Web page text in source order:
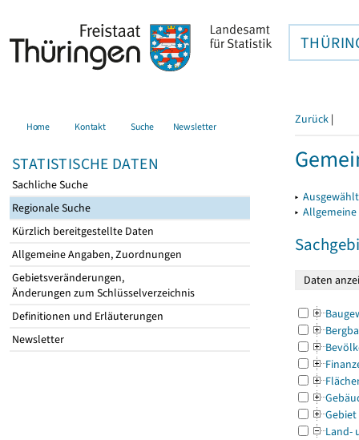
Home Kontakt Suche Newsletter
STATISTISCHE DATEN
Sachliche Suche
Regionale Suche
Kürzlich bereitgestellte Daten
Allgemeine Angaben, Zuordnungen
Gebietsveränderungen,
Änderungen zum Schlüsselverzeichnis
Definitionen und Erläuterungen
Newsletter
Zurück |
▸
▸
Gebiet
Land-